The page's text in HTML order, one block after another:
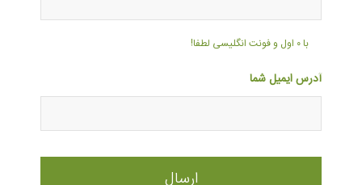
با ۰ اول و فونت انگلیسی لطفا!
آدرس ایمیل شما